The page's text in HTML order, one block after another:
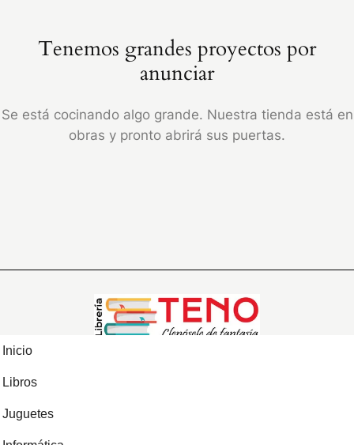
Tenemos grandes proyectos por
anunciar
Se está cocinando algo grande. Nuestra tienda está en
obras y pronto abrirá sus puertas.
Inicio
Libros
Juguetes